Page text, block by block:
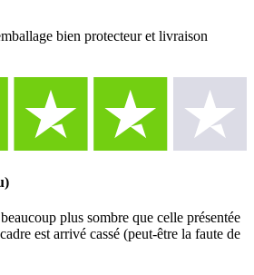
bien protecteur et livraison
plus sombre que celle présentée
est arrivé cassé (peut-être la faute de